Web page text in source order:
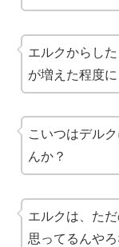
エルクからし
が増えた程度
こいつはデル
んか？
エルクは、た
思ってるんやろ